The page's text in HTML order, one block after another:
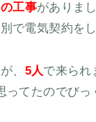
工事がありまし
で電気契約をし
、 5人で来られ
てたのでびっ